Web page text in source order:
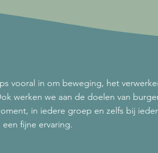
vooral in om beweging, het
werken we aan de doelen van
in iedere groep en zelfs bij
fijne ervaring.